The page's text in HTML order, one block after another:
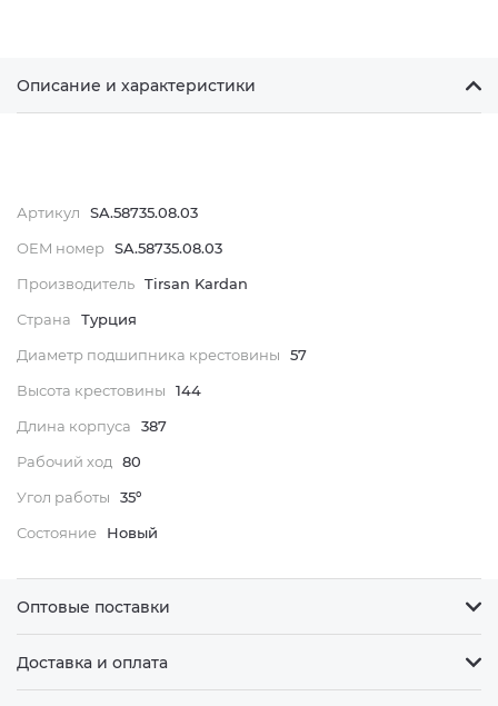
Описание и характеристики
Артикул
SA.58735.08.03
OEM номер SA.58735.08.03
Производитель Tirsan Kardan
Страна
Турция
Диаметр подшипника крестовины
57
Высота крестовины
144
Длина корпуса
387
Рабочий ход
80
Угол работы
35º
Состояние
Новый
Оптовые поставки
Доставка и оплата